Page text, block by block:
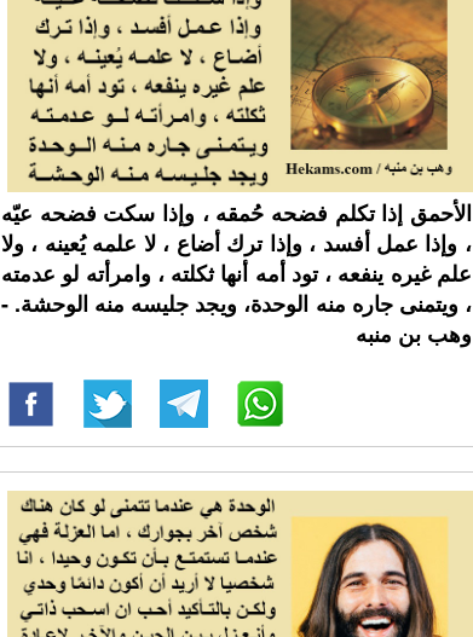
الأحمق إذا تكلم فضحه حُمقه ، وإذا سكت فضحه عيّه
، وإذا عمل أفسد ، وإذا ترك أضاع ، لا علمه يُعينه ، ولا
علم غيره ينفعه ، تود أمه أنها ثكلته ، وامرأته لو عدمته
، ويتمنى جاره منه الوحدة، ويجد جليسه منه الوحشة. -
وهب بن منبه